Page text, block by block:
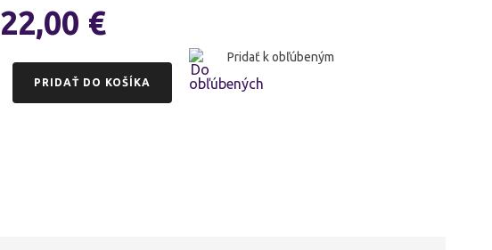
22,00 €
PRIDAŤ DO KOŠÍKA
Pridať k obľúbeným